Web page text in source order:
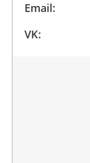
Email:
VK: